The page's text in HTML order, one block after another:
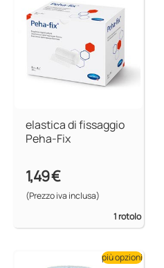
elastica di fissaggio
Peha-Fix
1,49 €
(Prezzo iva inclusa)
1 rotolo
più opzioni